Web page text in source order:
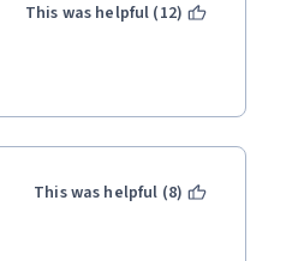
This was helpful (12)
This was helpful (8)